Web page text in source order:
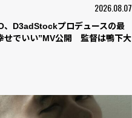
2026.08.07
、D3adStockプロデュースの最
せでいい”MV公開 監督は鴨下大